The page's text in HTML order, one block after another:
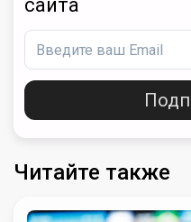
сайта
Читайте также